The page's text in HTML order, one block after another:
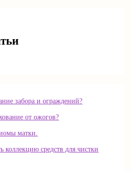
забора и ограждений?
от ожогов?
матки.
коллекцию средств для чистки